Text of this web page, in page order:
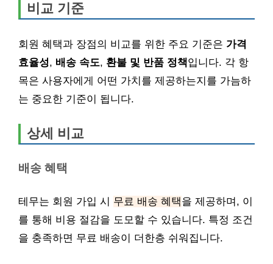
비교 기준
회원 혜택과 장점의 비교를 위한 주요 기준은 가격
효율성, 배송 속도, 환불 및 반품 정책입니다. 각 항
목은 사용자에게 어떤 가치를 제공하는지를 가늠하
는 중요한 기준이 됩니다.
상세 비교
배송 혜택
테무는 회원 가입 시 무료 배송 혜택을 제공하며, 이
를 통해 비용 절감을 도모할 수 있습니다. 특정 조건
을 충족하면 무료 배송이 더한층 쉬워집니다.